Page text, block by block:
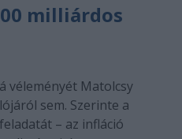
milliárdos
véleményét Matolcsy
sem. Szerinte a
– az infláció